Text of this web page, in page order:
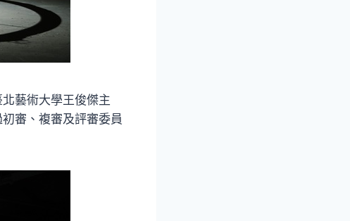
藝術大學王俊傑主
審、複審及評審委員